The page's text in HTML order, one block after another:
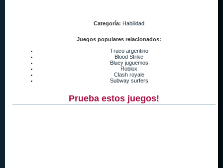
Categoría: Habilidad
Juegos populares relacionados:
Truco argentino
Blood Strike
Bluey juguemos
Roblox
Clash royale
Subway surfers
Prueba estos juegos!